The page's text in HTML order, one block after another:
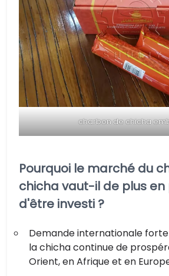
charbon de chicha
Pourquoi le marché du
chicha vaut-il de plus en
d'être investi ?
Demande internationale
la chicha continue de
Orient, en Afrique et en